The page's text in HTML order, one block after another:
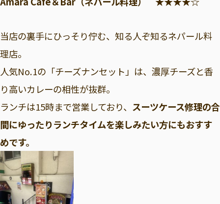
当店の裏手にひっそり佇む、知る人ぞ知るネパール料
理店。
人気No.1の「チーズナンセット」は、濃厚チーズと香
り高いカレーの相性が抜群。
ランチは15時まで営業しており、 スーツケース修理の合
間にゆったりランチタイムを楽しみたい方にもおすす
めです。